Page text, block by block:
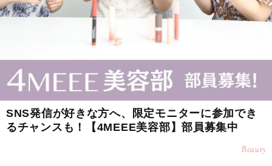
SNS発信が好きな方へ、限定モニターに参加でき
るチャンスも！【4MEEE美容部】部員募集中
Beauty